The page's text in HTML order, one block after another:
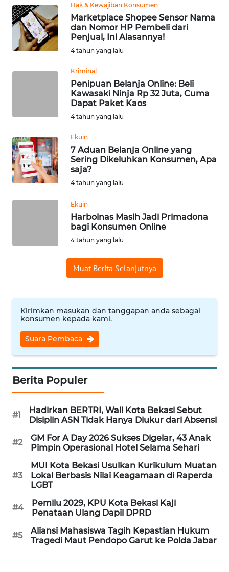
Hak & Kewajiban Konsumen
Marketplace Shopee Sensor Nama
dan Nomor HP Pembeli dari
Penjual, Ini Alasannya!
4 tahun yang lalu
Kriminal
Penipuan Belanja Online: Beli
Kawasaki Ninja Rp 32 Juta, Cuma
Dapat Paket Kaos
4 tahun yang lalu
Ekuin
7 Aduan Belanja Online yang
Sering Dikeluhkan Konsumen, Apa
saja?
4 tahun yang lalu
Ekuin
Harbolnas Masih Jadi Primadona
bagi Konsumen Online
4 tahun yang lalu
Muat Berita Selanjutnya
Kirimkan masukan dan tanggapan anda sebagai
konsumen kepada kami.
Suara Pembaca
Berita Populer
#1
Hadirkan BERTRI, Wali Kota Bekasi Sebut
Disiplin ASN Tidak Hanya Diukur dari Absensi
#2
GM For A Day 2026 Sukses Digelar, 43 Anak
Pimpin Operasional Hotel Selama Sehari
#3
MUI Kota Bekasi Usulkan Kurikulum Muatan
Lokal Berbasis Nilai Keagamaan di Raperda
LGBT
#4
Pemilu 2029, KPU Kota Bekasi Kaji
Penataan Ulang Dapil DPRD
#5
Aliansi Mahasiswa Tagih Kepastian Hukum
Tragedi Maut Pendopo Garut ke Polda Jabar
UTARA
WN
SAMOSIR
SUMEDANG
WN
CIANJUR
WN
BINJAI
CIREBON
INDRAMAYU
KUNINGAN
WN
MAJALENGKA
WN
SUBANG
WN
SUKABUMI